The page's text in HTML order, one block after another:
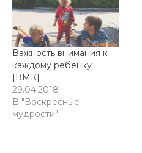
Важность внимания к
каждому ребенку
[ВМК]
29.04.2018
В "Воскресные
мудрости"